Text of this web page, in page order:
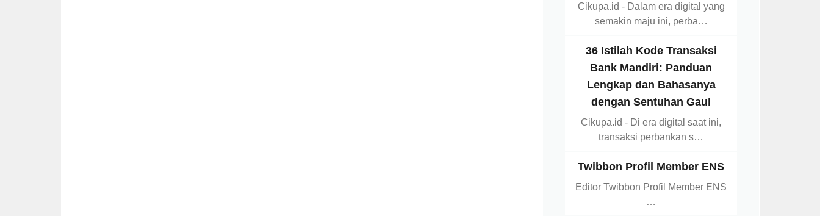
Cikupa.id - Dalam era digital yang
semakin maju ini, perba…
36 Istilah Kode Transaksi
Bank Mandiri: Panduan
Lengkap dan Bahasanya
dengan Sentuhan Gaul
Cikupa.id - Di era digital saat ini,
transaksi perbankan s…
Twibbon Profil Member ENS
Editor Twibbon Profil Member ENS
…